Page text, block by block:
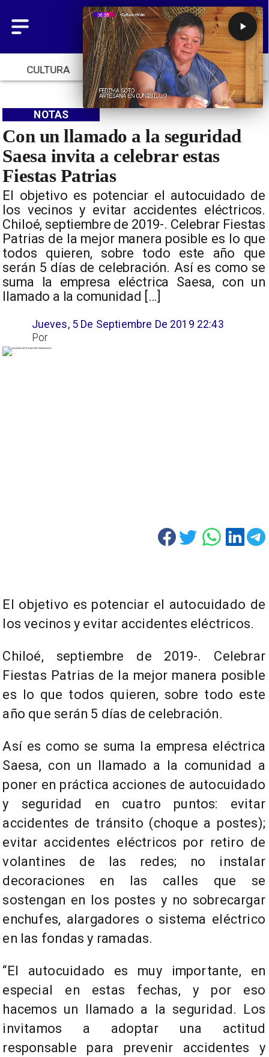
CULTURA TENDENCIAS INICIO
Con un llamado a la seguridad
Saesa invita a celebrar estas
Fiestas Patrias
El objetivo es potenciar el autocuidado de
los vecinos y evitar accidentes eléctricos.
Chiloé, septiembre de 2019-. Celebrar Fiestas
Patrias de la mejor manera posible es lo que
todos quieren, sobre todo este año que
serán 5 días de celebración. Así es como se
suma la empresa eléctrica Saesa, con un
llamado a la comunidad […]
NOTAS
Jueves, 5 De Septiembre De 2019 22:43
Por
El objetivo es potenciar el autocuidado de
los vecinos y evitar accidentes eléctricos.
Chiloé, septiembre de 2019-. Celebrar
Fiestas Patrias de la mejor manera posible
es lo que todos quieren, sobre todo este
año que serán 5 días de celebración.
Así es como se suma la empresa eléctrica
Saesa, con un llamado a la comunidad a
poner en práctica acciones de autocuidado
y seguridad en cuatro puntos: evitar
accidentes de tránsito (choque a postes);
evitar accidentes eléctricos por retiro de
volantines de las redes; no instalar
decoraciones en las calles que se
sostengan en los postes y no sobrecargar
enchufes, alargadores o sistema eléctrico
en las fondas y ramadas.
“El autocuidado es muy importante, en
especial en estas fechas, y por eso
hacemos un llamado a la seguridad. Los
invitamos a adoptar una actitud
responsable para prevenir accidentes y